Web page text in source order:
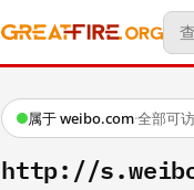
属于 weibo.com·全部可
http://